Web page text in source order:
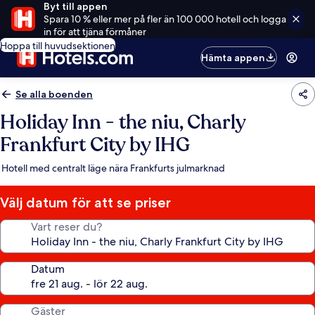
Byt till appen
Spara 10 % eller mer på fler än 100 000 hotell och logga
in för att tjäna förmåner
Hoppa till huvudsektionen
Hämta appen
Se alla boenden
Holiday Inn - the niu, Charly
Frankfurt City by IHG
Hotell med centralt läge nära Frankfurts julmarknad
Välj datum för att se priser
Vart reser du?
Datum
Gäster